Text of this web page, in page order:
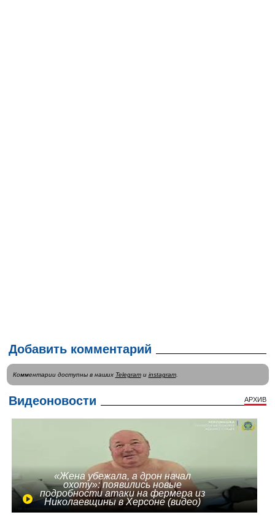
Добавить комментарий
Комментарии доступны в наших Telegramи instagram.
Видеоновости АРХИВ
«Жена убежала, а дрон начал
охоту»: появились новые
подробности атаки на фермера из
Николаевщины в Херсоне (видео)